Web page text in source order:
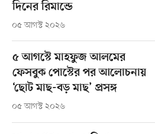
দিনের রিমান্ডে
০৫ আগস্ট ২০২৬
৫ আগস্টে মাহফুজ আলমের
ফেসবুক পোস্টের পর আলোচনায়
‘ছোট মাছ-বড় মাছ’ প্রসঙ্গ
০৫ আগস্ট ২০২৬